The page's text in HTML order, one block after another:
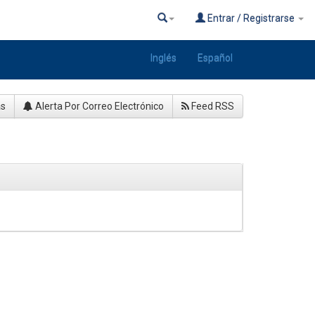
Entrar / Registrarse
Inglés Español
Alerta Por Correo Electrónico Feed RSS